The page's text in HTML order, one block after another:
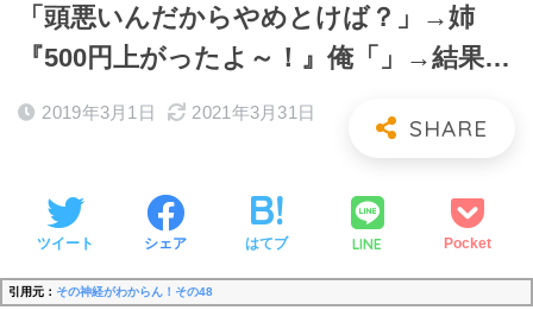
「頭悪いんだからやめとけば？」→姉
『500円上がったよ～！』俺「」→結果…
2019年3月1日 2021年3月31日
ツイート シェア はてブ LINE Pocket
引用元： その神経がわからん！その48